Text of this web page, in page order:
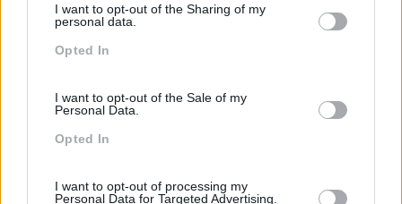
not limited to your visit or usage behaviour. You may click to
grant or deny consent to Google and its third-party tags to
use your data for below specified purposes in below Google
I want to opt-out of the Sharing of my
personal data.
Opted In
I want to opt-out of the Sale of my
Personal Data.
Opted In
I want to opt-out of processing my
Personal Data for Targeted Advertising.